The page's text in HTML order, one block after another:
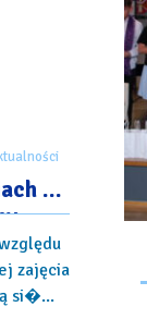
–
zajęcia
si�...